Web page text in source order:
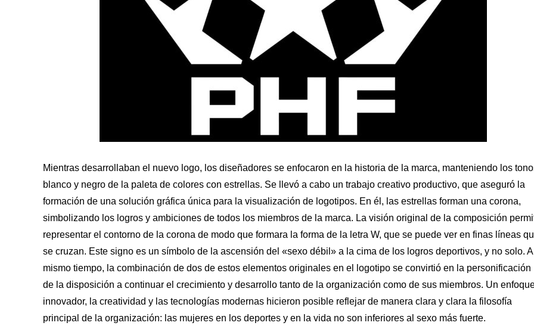
Mientras desarrollaban el nuevo logo, los diseñadores se enfocaron en la historia de la marca, manteniendo los
blanco y negro de la paleta de colores con estrellas. Se llevó a cabo un trabajo creativo productivo, que aseguró la
formación de una solución gráfica única para la visualización de logotipos. En él, las estrellas forman una corona,
simbolizando los logros y ambiciones de todos los miembros de la marca. La visión original de la composición
representar el contorno de la corona de modo que formara la forma de la letra W, que se puede ver en finas líneas
se cruzan. Este signo es un símbolo de la ascensión del «sexo débil» a la cima de los logros deportivos, y no solo.
mismo tiempo, la combinación de dos de estos elementos originales en el logotipo se convirtió en la personificación
de la disposición a continuar el crecimiento y desarrollo tanto de la organización como de sus miembros. Un
innovador, la creatividad y las tecnologías modernas hicieron posible reflejar de manera clara y clara la filosofía
principal de la organización: las mujeres en los deportes y en la vida no son inferiores al sexo más fuerte.